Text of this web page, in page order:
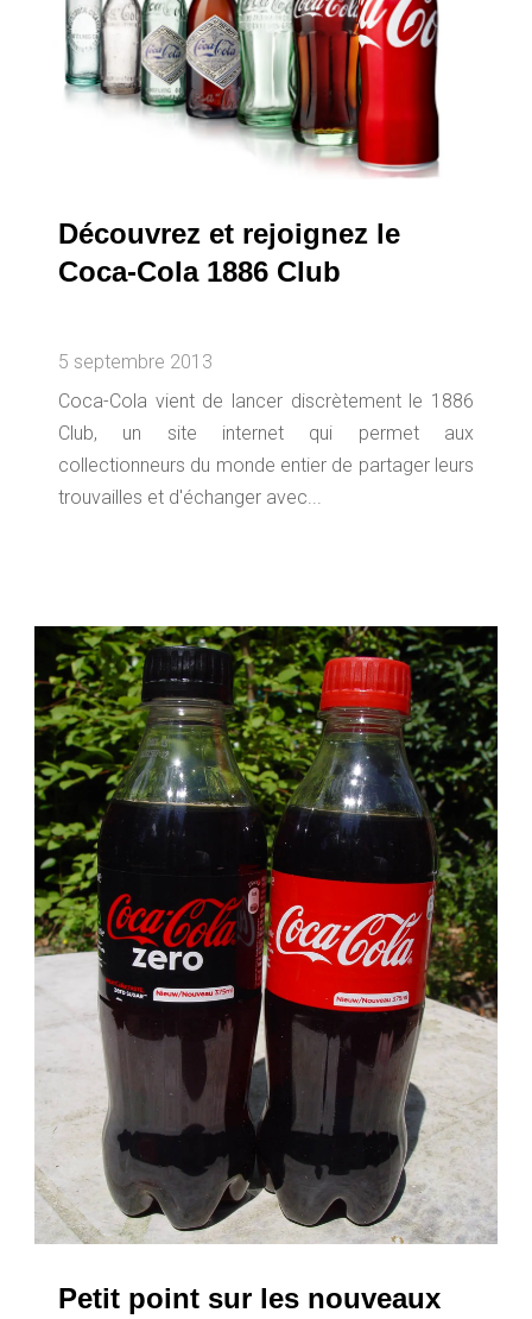
Découvrez et rejoignez le
Coca-Cola 1886 Club
5 septembre 2013
Coca-Cola vient de lancer discrètement le 1886
Club, un site internet qui permet aux
collectionneurs du monde entier de partager leurs
trouvailles et d'échanger avec...
Petit point sur les nouveaux